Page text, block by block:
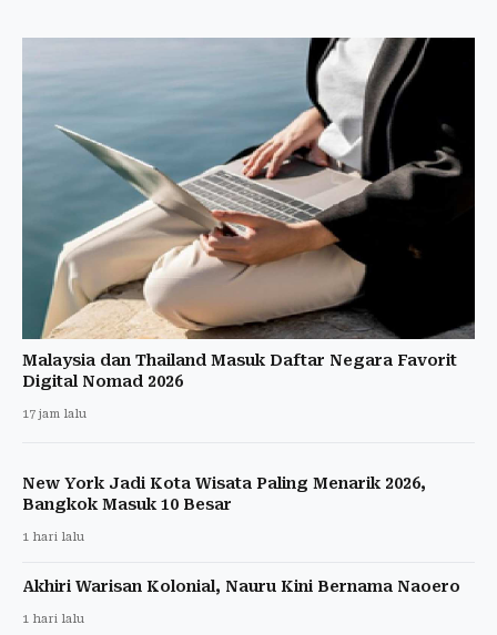
Malaysia dan Thailand Masuk Daftar Negara Favorit
Digital Nomad 2026
17 jam lalu
New York Jadi Kota Wisata Paling Menarik 2026,
Bangkok Masuk 10 Besar
1 hari lalu
Akhiri Warisan Kolonial, Nauru Kini Bernama Naoero
1 hari lalu